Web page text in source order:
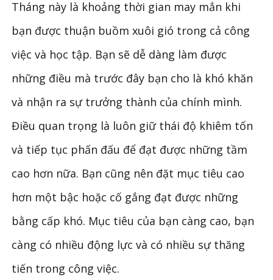
Tháng này là khoảng thời gian may mắn khi
bạn được thuận buồm xuôi gió trong cả công
việc và học tập. Bạn sẽ dễ dàng làm được
những điều mà trước đây bạn cho là khó khăn
và nhận ra sự trưởng thành của chính mình.
Điều quan trọng là luôn giữ thái độ khiêm tốn
và tiếp tục phấn đấu để đạt được những tầm
cao hơn nữa. Bạn cũng nên đặt mục tiêu cao
hơn một bậc hoặc cố gắng đạt được những
bằng cấp khó. Mục tiêu của bạn càng cao, bạn
càng có nhiều động lực và có nhiều sự thăng
tiến trong công việc.